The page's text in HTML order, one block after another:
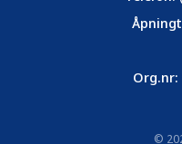
Org.nr:
©